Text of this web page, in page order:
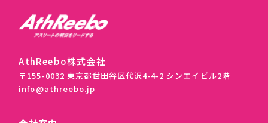
AthReebo株式会社
〒155-0032 東京都世田谷区代沢4-4-2 シンエイビル2階
info@athreebo.jp